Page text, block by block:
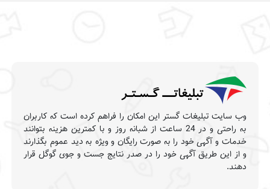
وب سایت تبلیغات گستر این امکان را فراهم کرده است که کاربران
به راحتی و در 24 ساعت از شبانه روز و با کمترین هزینه بتوانند
خدمات و آگهی خود را به صورت رایگان و ویژه به دید عموم بگذارند
و از این طریق آگهی خود را در صدر نتایج جست و جوی گوگل قرار
دهند.